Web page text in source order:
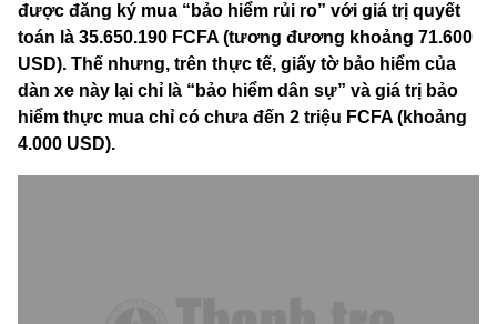
được đăng ký mua “bảo hiểm rủi ro” với giá trị quyết
toán là 35.650.190 FCFA (tương đương khoảng 71.600
USD). Thế nhưng, trên thực tế, giấy tờ bảo hiểm của
dàn xe này lại chỉ là “bảo hiểm dân sự” và giá trị bảo
hiểm thực mua chỉ có chưa đến 2 triệu FCFA (khoảng
4.000 USD).